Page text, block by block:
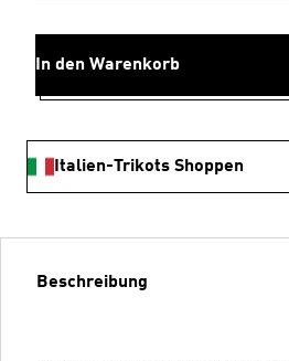
In den Warenkorb
Italien-Trikots Shoppen
Beschreibung